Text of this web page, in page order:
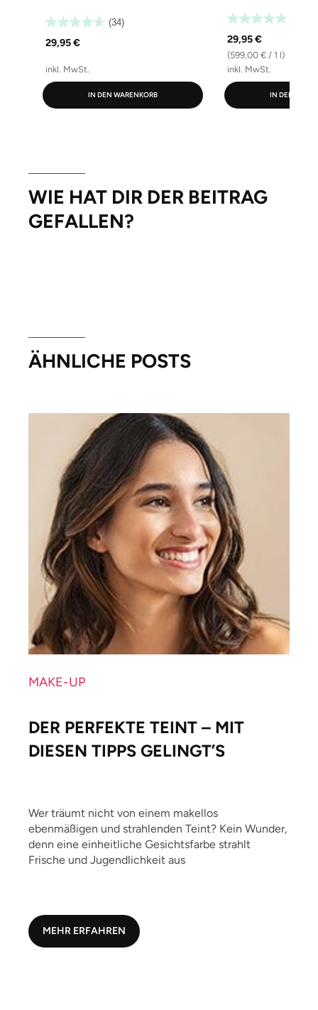
(34)
29,95 €
inkl. MwSt.
IN DEN WARENKORB
29,95 €
(599,00 € / 1 l)
inkl. MwSt.
IN DEN
WIE HAT DIR DER BEITRAG
GEFALLEN?
ÄHNLICHE POSTS
MAKE-UP
DER PERFEKTE TEINT – MIT
DIESEN TIPPS GELINGT’S
Wer träumt nicht von einem makellos
ebenmäßigen und strahlenden Teint? Kein Wunder,
denn eine einheitliche Gesichtsfarbe strahlt
Frische und Jugendlichkeit aus
MEHR ERFAHREN